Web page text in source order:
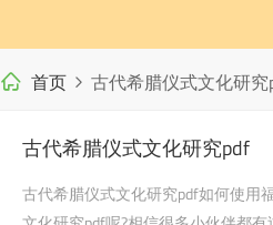
首页 古代希腊仪式文化研究
古代希腊仪式文化研究pdf
古代希腊仪式文化研究pdf如何使用